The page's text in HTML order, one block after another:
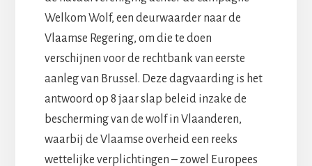
Welkom Wolf, een deurwaarder naar de
Vlaamse Regering, om die te doen
verschijnen voor de rechtbank van eerste
aanleg van Brussel. Deze dagvaarding is het
antwoord op 8 jaar slap beleid inzake de
bescherming van de wolf in Vlaanderen,
waarbij de Vlaamse overheid een reeks
wettelijke verplichtingen – zowel Europees